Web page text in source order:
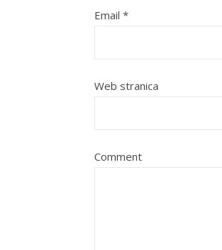
Email *
Web stranica
Comment